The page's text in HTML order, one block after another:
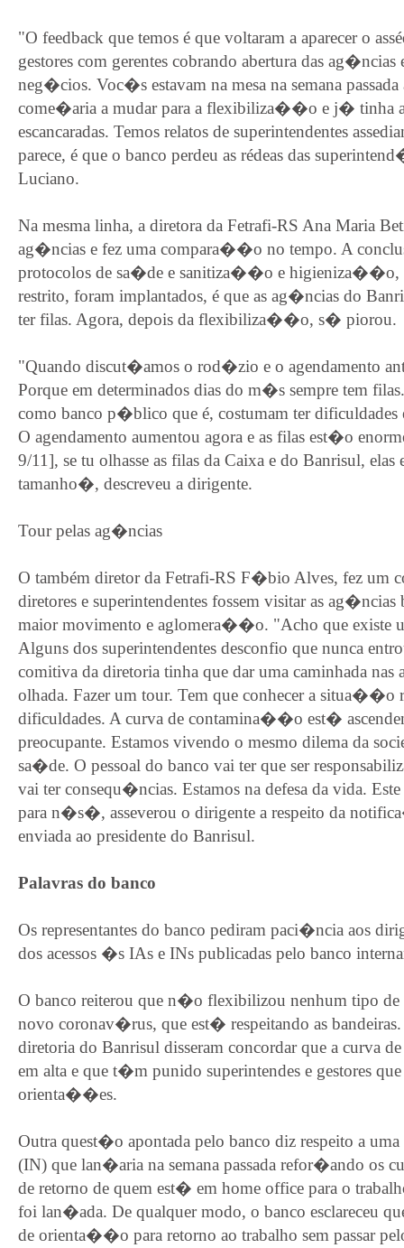
"O feedback que temos é que voltaram a aparecer o
gestores com gerentes cobrando abertura das
neg�cios. Voc�s estavam na mesa na semana
come�aria a mudar para a flexibiliza��o e j� tinha
escancaradas. Temos relatos de superintendentes
parece, é que o banco perdeu as rédeas das
Luciano.
Na mesma linha, a diretora da Fetrafi-RS Ana Maria
ag�ncias e fez uma compara��o no tempo. A
protocolos de sa�de e sanitiza��o e higieniza��o,
restrito, foram implantados, é que as ag�ncias do
ter filas. Agora, depois da flexibiliza��o, s� piorou.
"Quando discut�amos o rod�zio e o agendamento
Porque em determinados dias do m�s sempre tem
como banco p�blico que é, costumam ter dificuldades
O agendamento aumentou agora e as filas est�o
9/11], se tu olhasse as filas da Caixa e do Banrisul, elas
tamanho�, descreveu a dirigente.
Tour pelas ag�ncias
O também diretor da Fetrafi-RS F�bio Alves, fez um
diretores e superintendentes fossem visitar as
maior movimento e aglomera��o. "Acho que existe
Alguns dos superintendentes desconfio que nunca
comitiva da diretoria tinha que dar uma caminhada nas
olhada. Fazer um tour. Tem que conhecer a situa��o
dificuldades. A curva de contamina��o est�
preocupante. Estamos vivendo o mesmo dilema da
sa�de. O pessoal do banco vai ter que ser
vai ter consequ�ncias. Estamos na defesa da vida.
para n�s�, asseverou o dirigente a respeito da
enviada ao presidente do Banrisul.
Palavras do banco
Os representantes do banco pediram paci�ncia aos
dos acessos �s IAs e INs publicadas pelo banco
O banco reiterou que n�o flexibilizou nenhum tipo de
novo coronav�rus, que est� respeitando as bandeiras.
diretoria do Banrisul disseram concordar que a curva
em alta e que t�m punido superintendes e gestores
orienta��es.
Outra quest�o apontada pelo banco diz respeito a
(IN) que lan�aria na semana passada refor�ando os
de retorno de quem est� em home office para o
foi lan�ada. De qualquer modo, o banco esclareceu
de orienta��o para retorno ao trabalho sem passar